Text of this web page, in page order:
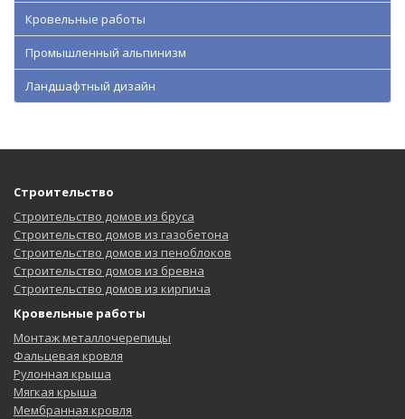
Кровельные работы
Промышленный альпинизм
Ландшафтный дизайн
Строительство
Строительство домов из бруса
Строительство домов из газобетона
Строительство домов из пеноблоков
Строительство домов из бревна
Строительство домов из кирпича
Кровельные работы
Монтаж металлочерепицы
Фальцевая кровля
Рулонная крыша
Мягкая крыша
Мембранная кровля